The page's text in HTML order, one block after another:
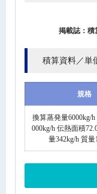
掲載誌：積
積算資料／単
規格
換算蒸発量6000kg/
000kg/h 伝熱面積
量342kg/h 質量